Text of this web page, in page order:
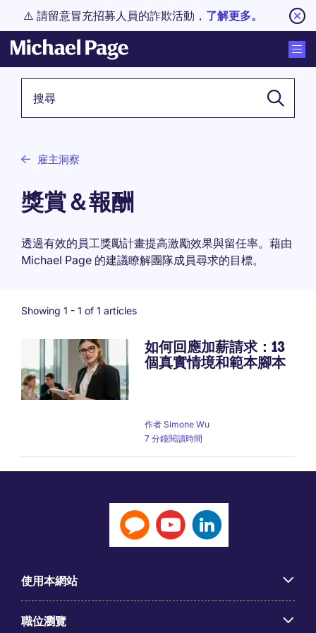
⚠️ 請留意冒充招募人員的詐欺活動， 了解更多。
雇主洞察
獎賞＆報酬
透過有效的員工獎勵計畫提高激勵效果與留任率。藉由
Michael Page 的建議瞭解團隊成員尋求的目標。
Showing 1 - 1 of 1 articles
如何回應加薪請求：13
個真實情境和範本腳本
作者 Simone Wu
7 分鐘閱讀時間
使用本網站
職位瀏覽